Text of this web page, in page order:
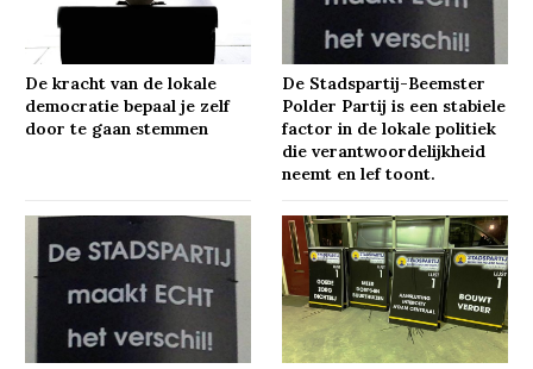
De kracht van de lokale
democratie bepaal je zelf
door te gaan stemmen
De Stadspartij-Beemster
Polder Partij is een stabiele
factor in de lokale politiek
die verantwoordelijkheid
neemt en lef toont.